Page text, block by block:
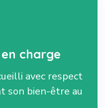
charge
avec respect
son bien-être au